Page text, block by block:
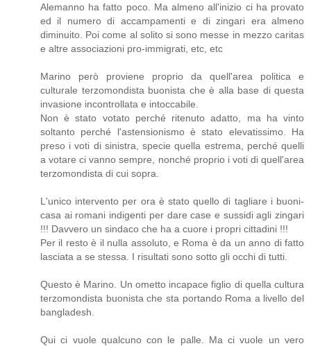
Alemanno ha fatto poco. Ma almeno all'inizio ci ha provato
ed il numero di accampamenti e di zingari era almeno
diminuito. Poi come al solito si sono messe in mezzo caritas
e altre associazioni pro-immigrati, etc, etc
Marino però proviene proprio da quell'area politica e
culturale terzomondista buonista che è alla base di questa
invasione incontrollata e intoccabile.
Non è stato votato perché ritenuto adatto, ma ha vinto
soltanto perché l'astensionismo è stato elevatissimo. Ha
preso i voti di sinistra, specie quella estrema, perché quelli
a votare ci vanno sempre, nonché proprio i voti di quell'area
terzomondista di cui sopra.
L'unico intervento per ora è stato quello di tagliare i buoni-
casa ai romani indigenti per dare case e sussidi agli zingari
!!! Davvero un sindaco che ha a cuore i propri cittadini !!!
Per il resto è il nulla assoluto, e Roma è da un anno di fatto
lasciata a se stessa. I risultati sono sotto gli occhi di tutti.
Questo è Marino. Un ometto incapace figlio di quella cultura
terzomondista buonista che sta portando Roma a livello del
bangladesh.
Qui ci vuole qualcuno con le palle. Ma ci vuole un vero